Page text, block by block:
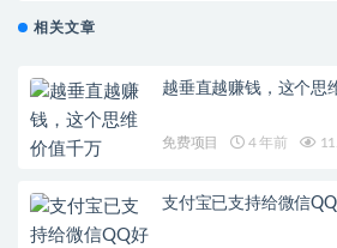
相关文章
越垂直越赚钱，这个思
免费项目 4 年前
支付宝已支持给微信